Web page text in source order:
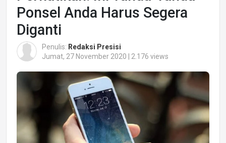
Ponsel Anda Harus Segera
Diganti
Penulis: Redaksi Presisi
Jumat, 27 November 2020 | 2.176 views